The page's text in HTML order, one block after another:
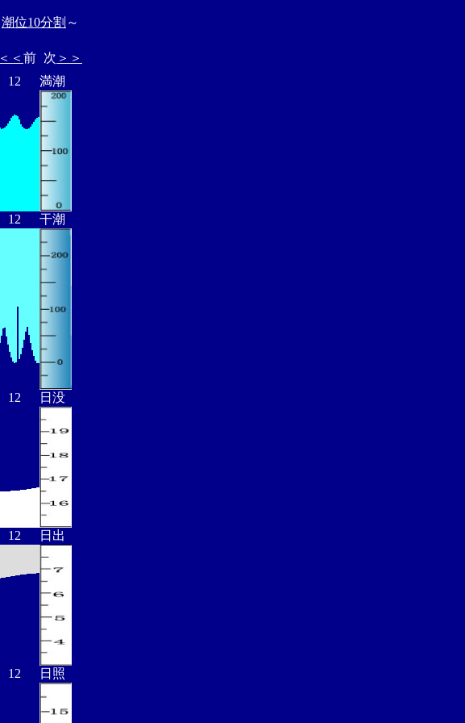
潮位10分割 ～
＜＜ 前 次 ＞＞
12 満潮
12 干潮
12 日没
12 日出
12 日照